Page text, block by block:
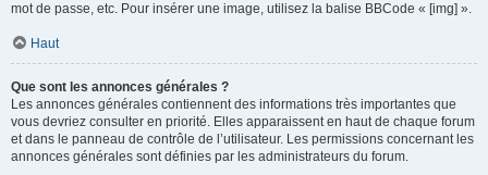
mot de passe, etc. Pour insérer une image, utilisez la balise BBCode « [img] ».
Haut
Que sont les annonces générales ?
Les annonces générales contiennent des informations très importantes que
vous devriez consulter en priorité. Elles apparaissent en haut de chaque forum
et dans le panneau de contrôle de l’utilisateur. Les permissions concernant les
annonces générales sont définies par les administrateurs du forum.